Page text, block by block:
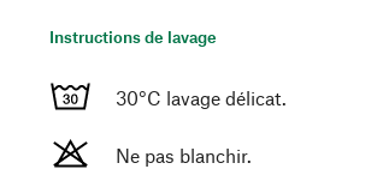
Instructions de lavage
30°C lavage délicat.
Ne pas blanchir.